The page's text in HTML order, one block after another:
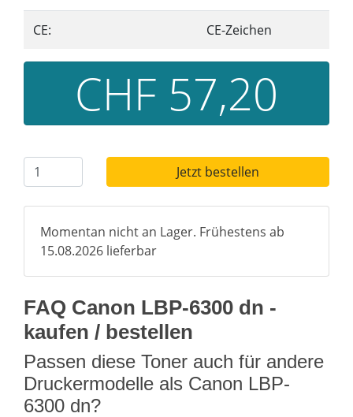
CE: CE-Zeichen
CHF 57,20
Jetzt bestellen
Momentan nicht an Lager. Frühestens ab
15.08.2026 lieferbar
FAQ Canon LBP-6300 dn -
kaufen / bestellen
Passen diese Toner auch für andere
Druckermodelle als Canon LBP-
6300 dn?